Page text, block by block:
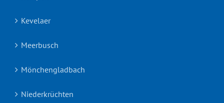
Kevelaer
Meerbusch
Mönchengladbach
Niederkrüchten